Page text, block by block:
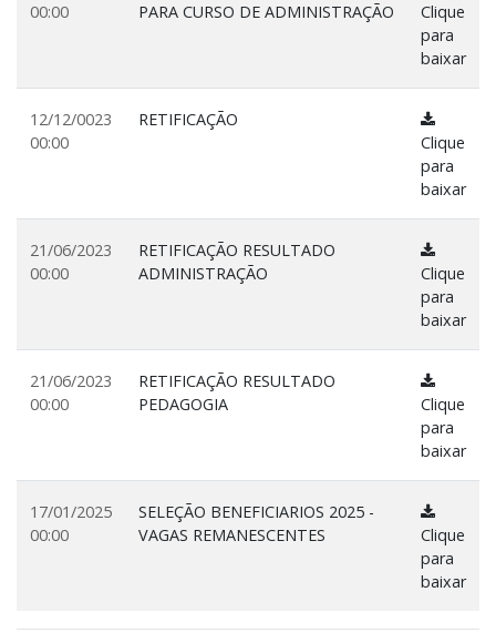
00:00
PARA CURSO DE ADMINISTRAÇÃO
Clique
para
baixar
12/12/0023
00:00
RETIFICAÇÃO
Clique
para
baixar
21/06/2023
00:00
RETIFICAÇÃO RESULTADO
ADMINISTRAÇÃO
Clique
para
baixar
21/06/2023
00:00
RETIFICAÇÃO RESULTADO
PEDAGOGIA
Clique
para
baixar
17/01/2025
00:00
SELEÇÃO BENEFICIARIOS 2025 -
VAGAS REMANESCENTES
Clique
para
baixar